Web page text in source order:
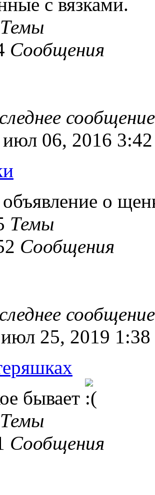
с вязками.
Темы
Сообщения
сообщение
06, 2016
о
Темы
Сообщения
сообщение
25, 2019 1:38
бывает
Темы
Сообщения